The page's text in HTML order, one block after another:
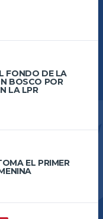
FONDO DE LA
BOSCO POR
LA LPR
EL PRIMER